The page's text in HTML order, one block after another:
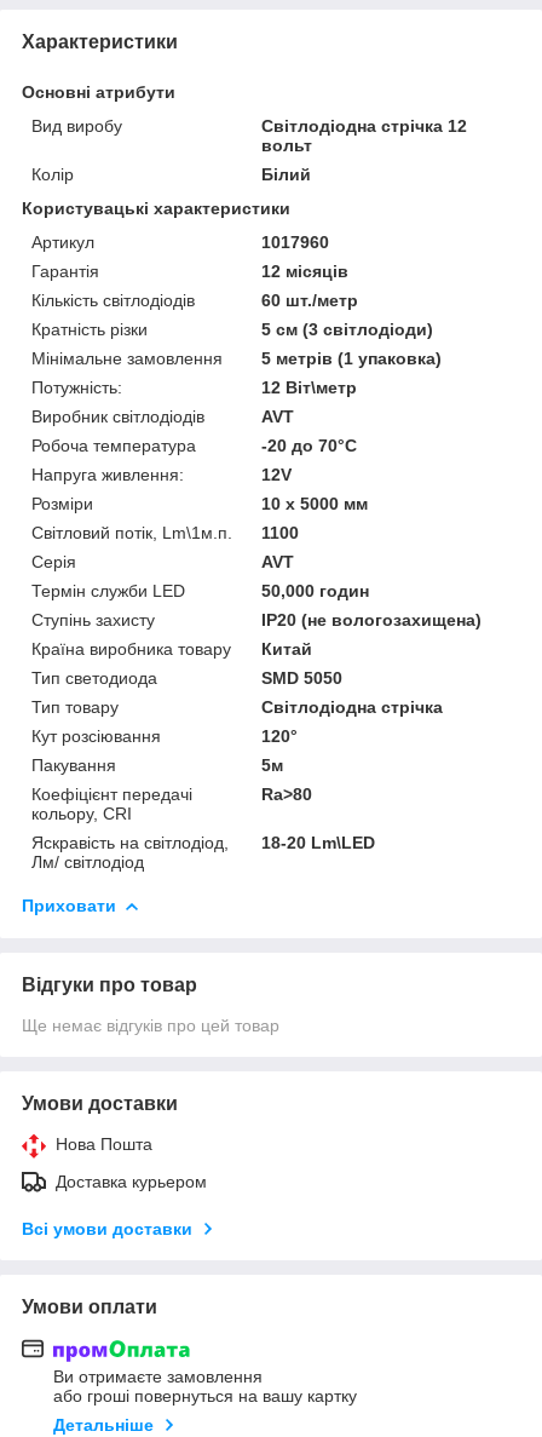
Характеристики
Основні атрибути
Вид виробу
Світлодіодна стрічка 12
вольт
Колір
Білий
Користувацькі характеристики
Артикул
1017960
Гарантія
12 місяців
Кількість світлодіодів
60 шт./метр
Кратність різки
5 см (3 світлодіоди)
Мінімальне замовлення
5 метрів (1 упаковка)
Потужність:
12 Віт\метр
Виробник світлодіодів
AVT
Робоча температура
-20 до 70°С
Напруга живлення:
12V
Розміри
10 х 5000 мм
Світловий потік, Lm\1м.п.
1100
Серія
AVT
Термін служби LED
50,000 годин
Ступінь захисту
IP20 (не вологозахищена)
Країна виробника товару
Китай
Тип светодиода
SMD 5050
Тип товару
Світлодіодна стрічка
Кут розсіювання
120°
Пакування
5м
Коефіцієнт передачі
кольору, CRI
Ra>80
Яскравість на світлодіод,
Лм/ світлодіод
18-20 Lm\LED
Приховати
Відгуки про товар
Ще немає відгуків про цей товар
Умови доставки
Нова Пошта
Доставка курьером
Всі умови доставки
Умови оплати
Ви отримаєте замовлення
або гроші повернуться на вашу картку
Детальніше